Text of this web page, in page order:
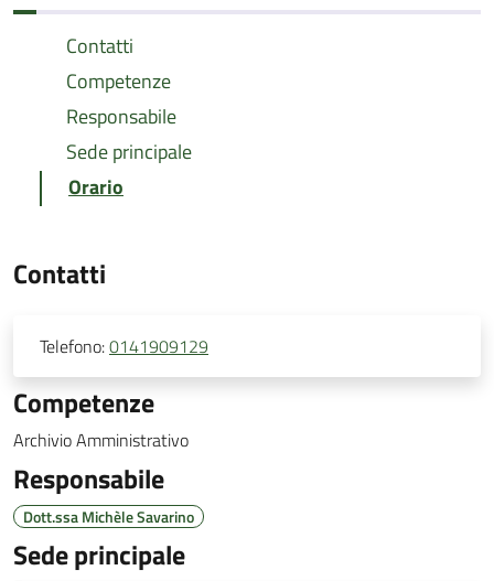
Contatti
Competenze
Responsabile
Sede principale
Orario
Contatti
Telefono:0141909129
Competenze
Archivio Amministrativo
Responsabile
Dott.ssa Michèle Savarino
Sede principale